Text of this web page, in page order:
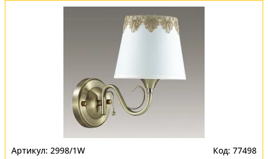
2998/1W 77498